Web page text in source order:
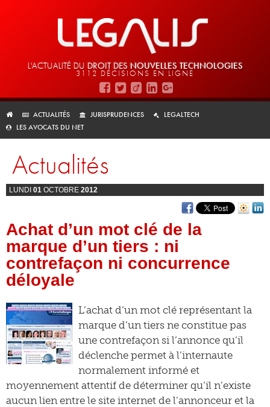
L'ACTUALITÉ DU DROIT DES NOUVELLES TECHNOLOGIES
3112 DÉCISIONS EN LIGNE
ACTUALITÉS JURISPRUDENCES
LEGALTECH
LES AVOCATS DU NET
Actualités
LUNDI 01 OCTOBRE 2012
Achat d’un mot clé de la
marque d’un tiers : ni
contrefaçon ni concurrence
déloyale
L’achat d’un mot clé représentant la
marque d’un tiers ne constitue pas
une contrefaçon si l’annonce qu’il
déclenche permet à l’internaute
normalement informé et
moyennement attentif de déterminer qu’il n’existe
aucun lien entre le site internet de l’annonceur et la